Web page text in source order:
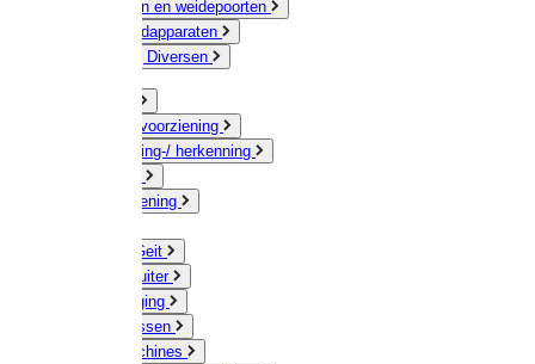
Doorgangen en weidepoorten
Schrikdraadapparaten
Afrastering Diversen
Drinkwatervoorziening
Veemarkering-/ herkenning
Voervoorziening
Schaap / Geit
Paard & Ruiter
Veeverzorging
Scheermessen
Scheermachines